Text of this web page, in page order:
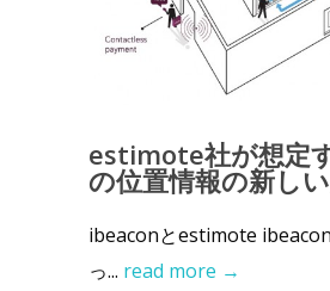
estimote社が想定
の位置情報の新し
ibeaconとestimote
っ... read more →